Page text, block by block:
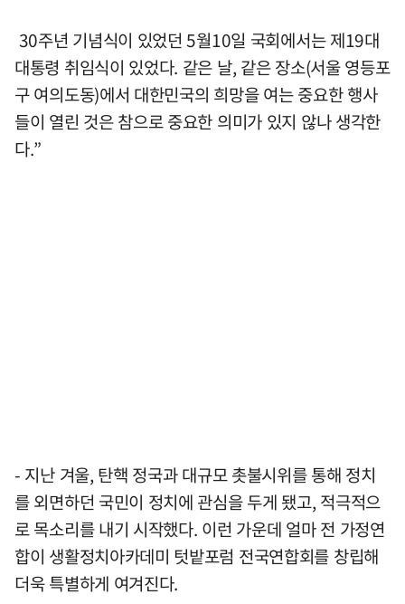
30주년 기념식이 있었던 5월10일 국회에서는 제19대
대통령 취임식이 있었다. 같은 날, 같은 장소(서울 영등포
구 여의도동)에서 대한민국의 희망을 여는 중요한 행사
들이 열린 것은 참으로 중요한 의미가 있지 않나 생각한
다.”
- 지난 겨울, 탄핵 정국과 대규모 촛불시위를 통해 정치
를 외면하던 국민이 정치에 관심을 두게 됐고, 적극적으
로 목소리를 내기 시작했다. 이런 가운데 얼마 전 가정연
합이 생활정치아카데미 텃밭포럼 전국연합회를 창립해
더욱 특별하게 여겨진다.